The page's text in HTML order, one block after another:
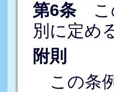
第6条こ
別に定め
附則
この条